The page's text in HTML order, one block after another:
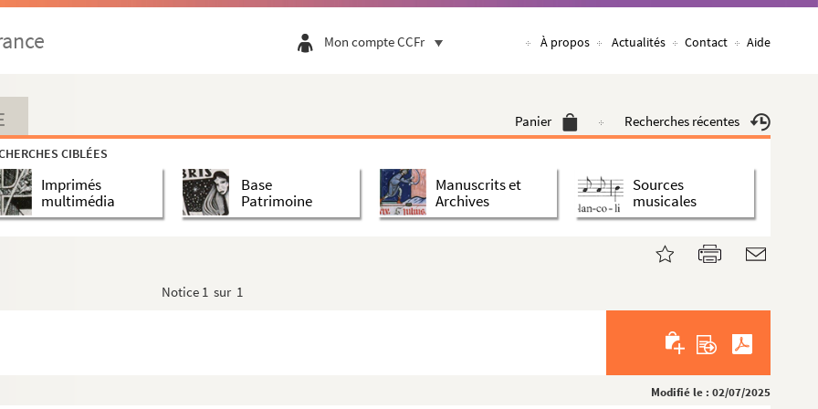
Mon compte CCFr À propos Actualités Contact Aide
Panier Recherches récentes
CIBLÉES
Imprimés
multimédia
Base
Patrimoine
Manuscrits et
Archives
Sources
musicales
Notice 1 sur 1
Modifié le : 02/07/2025